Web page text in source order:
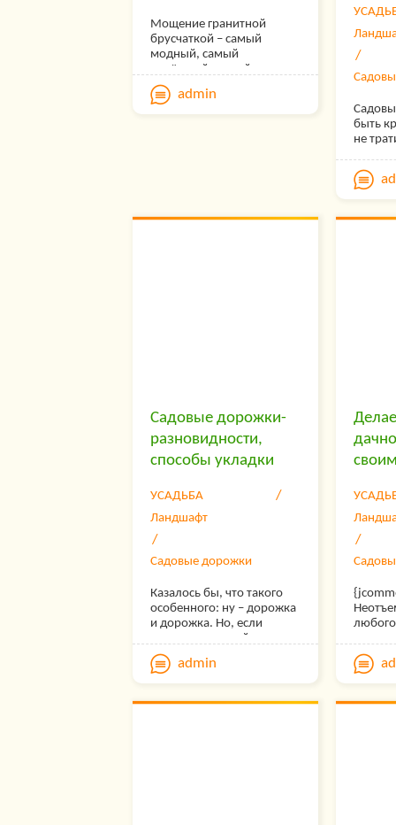
Мощение гранитной
брусчаткой – самый
модный, самый
надёжный, самый
долговечный способ
декора приусадебного
участка.
admin
быть
не
Садовые дорожки-
разновидности,
способы укладки
УСАДЬБА
Ландшафт
Садовые дорожки
Казалось бы, что такого
особенного: ну – дорожка
и дорожка. Но, если
правильно подойти к
этому вопросу, дорожки
могут стать, чуть ли не
главным украшением
вашего сада.
admin
вы
любой